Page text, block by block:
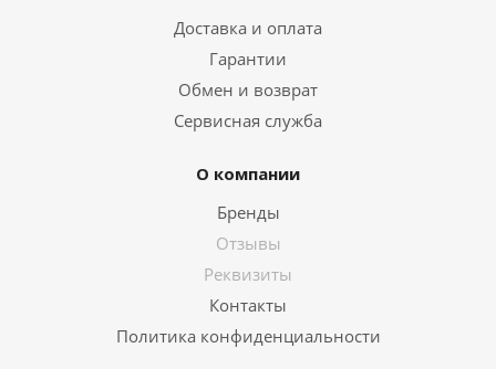
Доставка и оплата
Гарантии
Обмен и возврат
Сервисная служба
О компании
Бренды
Отзывы
Реквизиты
Контакты
Политика конфиденциальности